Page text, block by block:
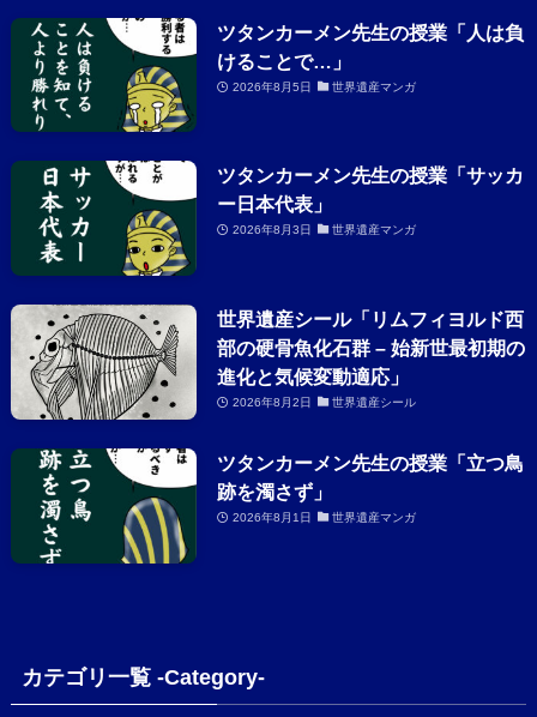
ツタンカーメン先生の授業「人は負
けることで…」
2026年8月5日 世界遺産マンガ
ツタンカーメン先生の授業「サッカ
ー日本代表」
2026年8月3日 世界遺産マンガ
世界遺産シール「リムフィヨルド西
部の硬骨魚化石群 – 始新世最初期の
進化と気候変動適応」
2026年8月2日 世界遺産シール
ツタンカーメン先生の授業「立つ鳥
跡を濁さず」
2026年8月1日 世界遺産マンガ
カテゴリ一覧 -Category-